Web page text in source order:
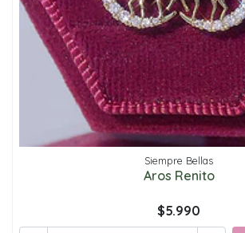
Siempre Bellas
Aros Renito
$5.990